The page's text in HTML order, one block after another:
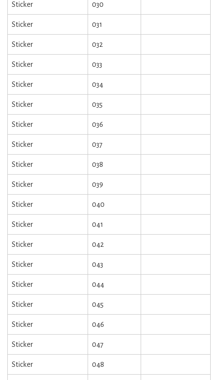
Sticker 030
Sticker 031
Sticker 032
Sticker 033
Sticker 034
Sticker 035
Sticker 036
Sticker 037
Sticker 038
Sticker 039
Sticker 040
Sticker 041
Sticker 042
Sticker 043
Sticker 044
Sticker 045
Sticker 046
Sticker 047
Sticker 048